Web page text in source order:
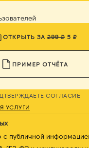
ОТКРЫТЬ ЗА299 ₽5 ₽
ПРИМЕР ОТЧЁТА
СОГЛАСИЕ
УСЛУГИ
с публичной